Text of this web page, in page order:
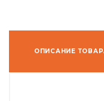
ОПИСАНИЕ